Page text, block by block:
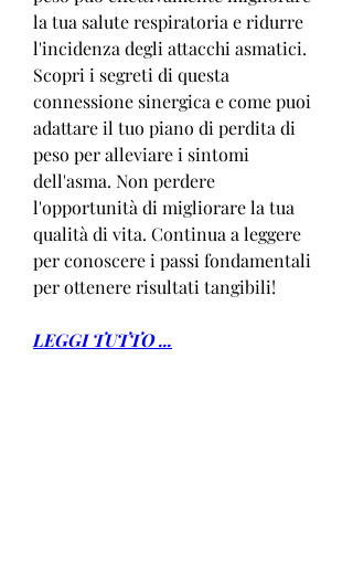
la tua salute respiratoria e ridurre
l'incidenza degli attacchi asmatici.
Scopri i segreti di questa
connessione sinergica e come puoi
adattare il tuo piano di perdita di
peso per alleviare i sintomi
dell'asma. Non perdere
l'opportunità di migliorare la tua
qualità di vita. Continua a leggere
per conoscere i passi fondamentali
per ottenere risultati tangibili!
LEGGI TUTTO ...